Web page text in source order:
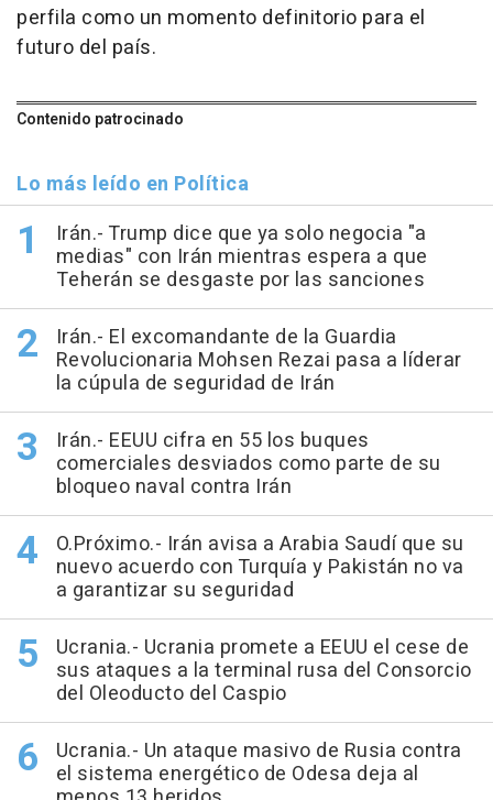
perfila como un momento definitorio para el
futuro del país.
Contenido patrocinado
Lo más leído en Política
Irán.- Trump dice que ya solo negocia "a
medias" con Irán mientras espera a que
Teherán se desgaste por las sanciones
Irán.- El excomandante de la Guardia
Revolucionaria Mohsen Rezai pasa a líderar
la cúpula de seguridad de Irán
Irán.- EEUU cifra en 55 los buques
comerciales desviados como parte de su
bloqueo naval contra Irán
O.Próximo.- Irán avisa a Arabia Saudí que su
nuevo acuerdo con Turquía y Pakistán no va
a garantizar su seguridad
Ucrania.- Ucrania promete a EEUU el cese de
sus ataques a la terminal rusa del Consorcio
del Oleoducto del Caspio
Ucrania.- Un ataque masivo de Rusia contra
el sistema energético de Odesa deja al